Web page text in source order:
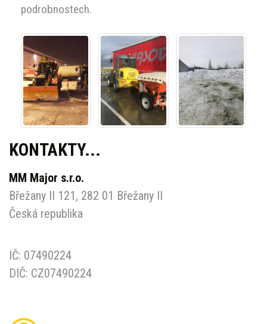
podrobnostech.
KONTAKTY...
MM Major s.r.o.
Břežany II 121, 282 01 Břežany II
Česká republika
IČ: 07490224
DIČ: CZ07490224